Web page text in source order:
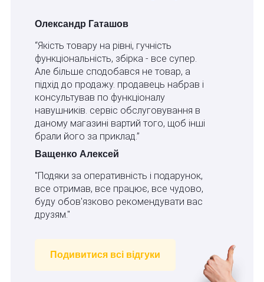
Олександр Гаташов
“Якість товару на рівні, гучність
функціональність, збірка - все супер.
Але більше сподобався не товар, а
підхід до продажу. продавець набрав і
консультував по функціоналу
навушників. сервіс обслуговування в
даному магазині вартий того, щоб інші
брали його за приклад.”
Ващенко Алексей
"Подяки за оперативність і подарунок,
все отримав, все працює, все чудово,
буду обов'язково рекомендувати вас
друзям."
Подивитися всі відгуки